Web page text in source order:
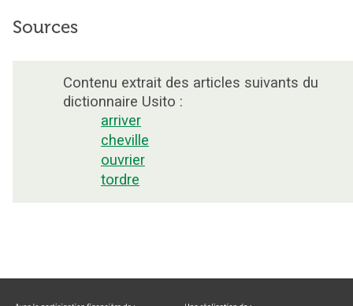
Sources
Contenu extrait des articles suivants du
dictionnaire Usito :
arriver
cheville
ouvrier
tordre